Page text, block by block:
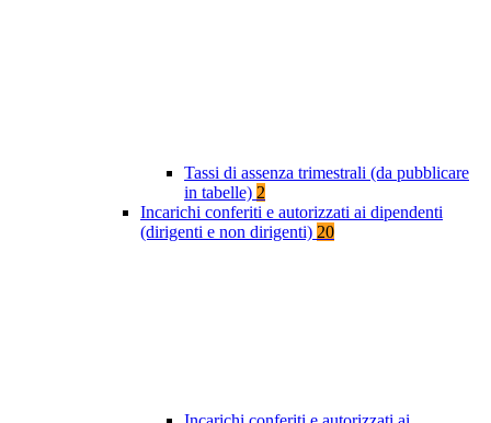
Tassi di assenza trimestrali (da pubblicare
in tabelle) 2
Incarichi conferiti e autorizzati ai dipendenti
(dirigenti e non dirigenti) 20